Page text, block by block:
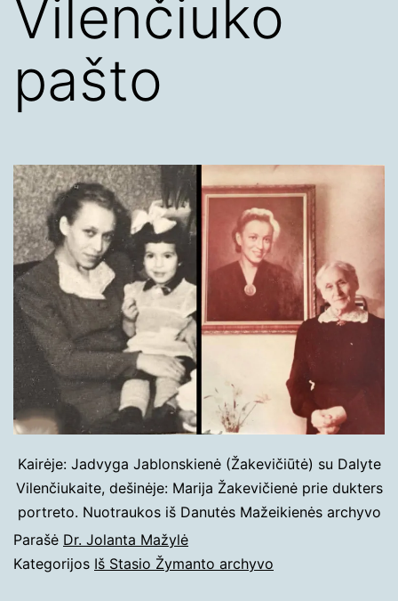
Vilenčiuko
pašto
Kairėje: Jadvyga Jablonskienė (Žakevičiūtė) su Dalyte
Vilenčiukaite, dešinėje: Marija Žakevičienė prie dukters
portreto. Nuotraukos iš Danutės Mažeikienės archyvo
Paskelbta
2025-
Parašė Dr. Jolanta Mažylė
Kategorijos Iš Stasio Žymanto archyvo